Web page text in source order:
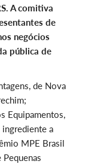
A comitiva
de
negócios
pública de
de Nova
Equipamentos,
ingrediente a
MPE Brasil